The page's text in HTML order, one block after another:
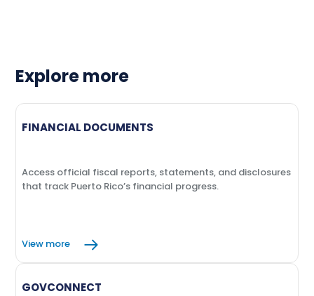
Explore more
FINANCIAL DOCUMENTS
Access official fiscal reports, statements, and disclosures
that track Puerto Rico’s financial progress.
View more
GOVCONNECT